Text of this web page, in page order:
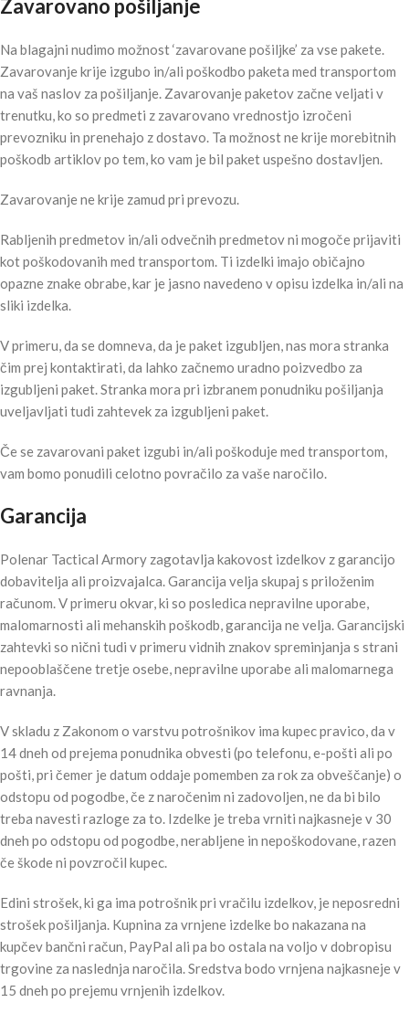
Zavarovano pošiljanje
Na blagajni nudimo možnost ‘zavarovane pošiljke’ za vse pakete.
Zavarovanje krije izgubo in/ali poškodbo paketa med transportom
na vaš naslov za pošiljanje. Zavarovanje paketov začne veljati v
trenutku, ko so predmeti z zavarovano vrednostjo izročeni
prevozniku in prenehajo z dostavo. Ta možnost ne krije morebitnih
poškodb artiklov po tem, ko vam je bil paket uspešno dostavljen.
Zavarovanje ne krije zamud pri prevozu.
Rabljenih predmetov in/ali odvečnih predmetov ni mogoče prijaviti
kot poškodovanih med transportom. Ti izdelki imajo običajno
opazne znake obrabe, kar je jasno navedeno v opisu izdelka in/ali na
sliki izdelka.
V primeru, da se domneva, da je paket izgubljen, nas mora stranka
čim prej kontaktirati, da lahko začnemo uradno poizvedbo za
izgubljeni paket. Stranka mora pri izbranem ponudniku pošiljanja
uveljavljati tudi zahtevek za izgubljeni paket.
Če se zavarovani paket izgubi in/ali poškoduje med transportom,
vam bomo ponudili celotno povračilo za vaše naročilo.
Garancija
Polenar Tactical Armory zagotavlja kakovost izdelkov z garancijo
dobavitelja ali proizvajalca. Garancija velja skupaj s priloženim
računom. V primeru okvar, ki so posledica nepravilne uporabe,
malomarnosti ali mehanskih poškodb, garancija ne velja. Garancijski
zahtevki so nični tudi v primeru vidnih znakov spreminjanja s strani
nepooblaščene tretje osebe, nepravilne uporabe ali malomarnega
ravnanja.
V skladu z Zakonom o varstvu potrošnikov ima kupec pravico, da v
14 dneh od prejema ponudnika obvesti (po telefonu, e-pošti ali po
pošti, pri čemer je datum oddaje pomemben za rok za obveščanje) o
odstopu od pogodbe, če z naročenim ni zadovoljen, ne da bi bilo
treba navesti razloge za to. Izdelke je treba vrniti najkasneje v 30
dneh po odstopu od pogodbe, nerabljene in nepoškodovane, razen
če škode ni povzročil kupec.
Edini strošek, ki ga ima potrošnik pri vračilu izdelkov, je neposredni
strošek pošiljanja. Kupnina za vrnjene izdelke bo nakazana na
kupčev bančni račun, PayPal ali pa bo ostala na voljo v dobropisu
trgovine za naslednja naročila. Sredstva bodo vrnjena najkasneje v
15 dneh po prejemu vrnjenih izdelkov.